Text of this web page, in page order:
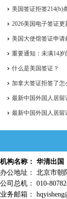
美国签证拒签214(b)
2026美国电子签证更
美国大使馆签证申请
重要通知：未满14
什么是美国签证？
加拿大签证拒签了怎
最新中国外国人居留
最新中国外国人居留
机构名称： 华清出国
办公地址： 北京市朝
公司总机： 010-
业务邮箱：